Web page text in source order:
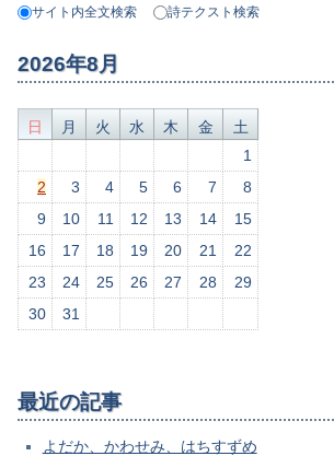
サイト内全文検索 詩テクスト検索
2026年8月
日 月 火 水 木 金
土
1
2
3 4 5 6 7
8
9
10 11 12 13 14
15
16
17 18 19 20 21
22
23
24 25 26 27 28
29
30
31
最近の記事
よだか、かわせみ、はちすずめ